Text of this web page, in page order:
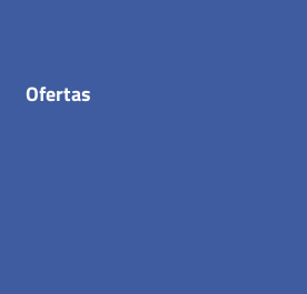
Ofertas